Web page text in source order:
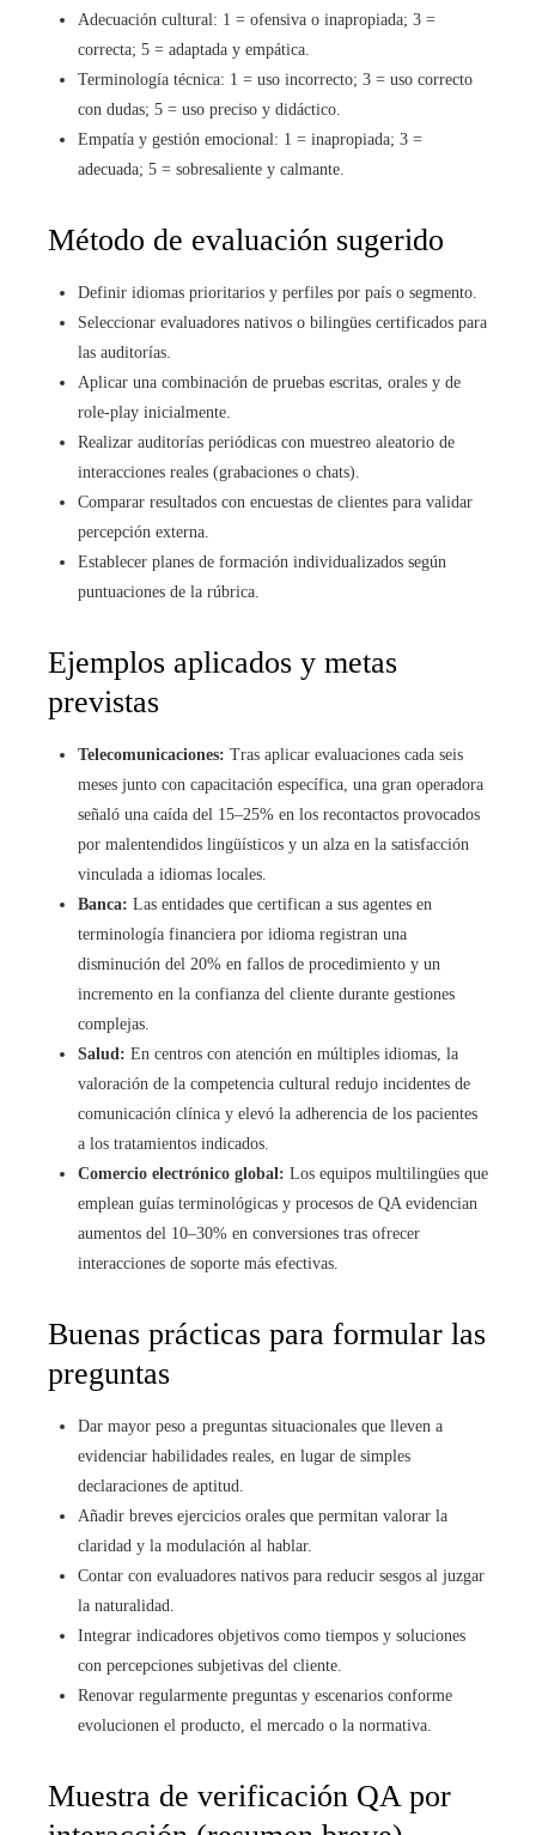
Adecuación cultural: 1 = ofensiva o inapropiada; 3 =
correcta; 5 = adaptada y empática.
Terminología técnica: 1 = uso incorrecto; 3 = uso correcto
con dudas; 5 = uso preciso y didáctico.
Empatía y gestión emocional: 1 = inapropiada; 3 =
adecuada; 5 = sobresaliente y calmante.
Método de evaluación sugerido
Definir idiomas prioritarios y perfiles por país o segmento.
Seleccionar evaluadores nativos o bilingües certificados para
las auditorías.
Aplicar una combinación de pruebas escritas, orales y de
role-play inicialmente.
Realizar auditorías periódicas con muestreo aleatorio de
interacciones reales (grabaciones o chats).
Comparar resultados con encuestas de clientes para validar
percepción externa.
Establecer planes de formación individualizados según
puntuaciones de la rúbrica.
Ejemplos aplicados y metas
previstas
Telecomunicaciones: Tras aplicar evaluaciones cada seis
meses junto con capacitación específica, una gran operadora
señaló una caída del 15–25% en los recontactos provocados
por malentendidos lingüísticos y un alza en la satisfacción
vinculada a idiomas locales.
Banca: Las entidades que certifican a sus agentes en
terminología financiera por idioma registran una
disminución del 20% en fallos de procedimiento y un
incremento en la confianza del cliente durante gestiones
complejas.
Salud: En centros con atención en múltiples idiomas, la
valoración de la competencia cultural redujo incidentes de
comunicación clínica y elevó la adherencia de los pacientes
a los tratamientos indicados.
Comercio electrónico global: Los equipos multilingües que
emplean guías terminológicas y procesos de QA evidencian
aumentos del 10–30% en conversiones tras ofrecer
interacciones de soporte más efectivas.
Buenas prácticas para formular las
preguntas
Dar mayor peso a preguntas situacionales que lleven a
evidenciar habilidades reales, en lugar de simples
declaraciones de aptitud.
Añadir breves ejercicios orales que permitan valorar la
claridad y la modulación al hablar.
Contar con evaluadores nativos para reducir sesgos al juzgar
la naturalidad.
Integrar indicadores objetivos como tiempos y soluciones
con percepciones subjetivas del cliente.
Renovar regularmente preguntas y escenarios conforme
evolucionen el producto, el mercado o la normativa.
Muestra de verificación QA por